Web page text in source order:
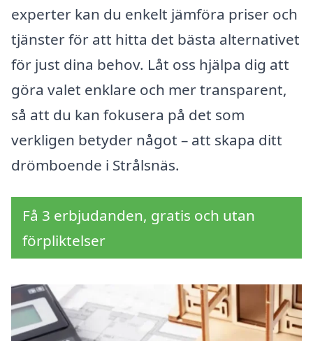
experter kan du enkelt jämföra priser och
tjänster för att hitta det bästa alternativet
för just dina behov. Låt oss hjälpa dig att
göra valet enklare och mer transparent,
så att du kan fokusera på det som
verkligen betyder något – att skapa ditt
drömboende i Strålsnäs.
Få 3 erbjudanden, gratis och utan
förpliktelser